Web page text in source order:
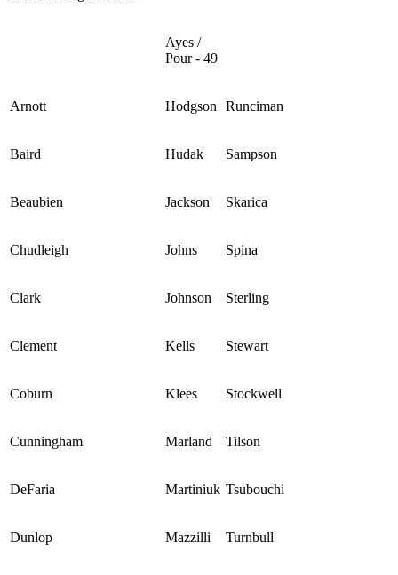
Ayes /
Pour - 49
Arnott Hodgson Runciman
Baird Hudak Sampson
Beaubien Jackson Skarica
Chudleigh Johns Spina
Clark Johnson Sterling
Clement Kells Stewart
Coburn Klees Stockwell
Cunningham Marland Tilson
DeFaria Martiniuk Tsubouchi
Dunlop Mazzilli Turnbull